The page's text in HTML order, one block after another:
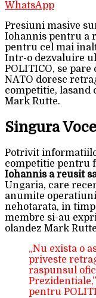
WhatsApp
Presiuni masive
Iohannis pentru a
pentru cel mai
Intr-o dezvaluire
POLITICO, se
NATO doresc
competitie, lasand
Mark Rutte.
Singura
Potrivit
competitie pentru
Iohannis a reusit
Ungaria, care
anumite
nehotarata, in timp
membre si-au
olandez Mark
„Nu exista o
priveste
raspunsul
pentru